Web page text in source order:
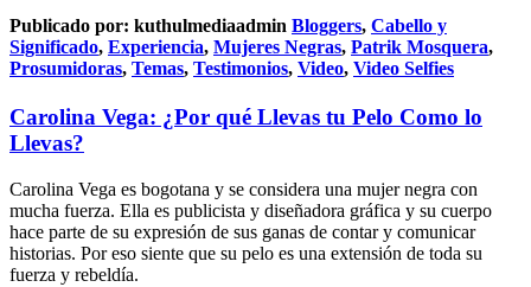
Publicado por: kuthulmediaadmin Bloggers, Cabello y
Significado, Experiencia, Mujeres Negras, Patrik Mosquera,
Prosumidoras, Temas, Testimonios, Video, Video Selfies
Carolina Vega: ¿Por qué Llevas tu Pelo Como lo
Llevas?
Carolina Vega es bogotana y se considera una mujer negra con
mucha fuerza. Ella es publicista y diseñadora gráfica y su cuerpo
hace parte de su expresión de sus ganas de contar y comunicar
historias. Por eso siente que su pelo es una extensión de toda su
fuerza y rebeldía.